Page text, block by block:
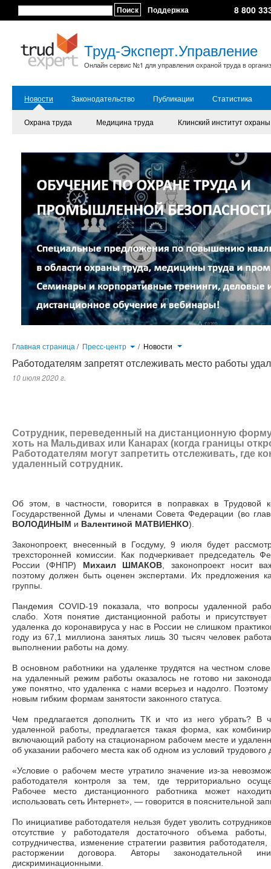
Поиск Поддержка 8 800
Труд-Эксперт.Управление
Онлайн сервис №1 для управления охраной труда в
Новости Законодательство Публикации Статистика
Охрана труда Медицина труда Клинский институт
Главная страница / Пресс-центр / Новости
Работодателям запретят отслеживать место работы
10 июля 2020 г.
Сотрудник, переведенный на дистанционную форму
хоть на Мальдивах или Канарах (когда границы
Работодателям могут запретить отслеживать, где
удаленный сотрудник.
Об этом, в частности, говорится в поправках в Трудовой
Государственной Думы и членами Совета Федерации (во
ВОЛОДИНЫМ и Валентиной МАТВИЕНКО).
Законопроект, внесенный в Госдуму, 9 июля будет
трехсторонней комиссии. Как подчеркивает председатель
России (ФНПР) Михаил ШМАКОВ, законопроект носит
поэтому должен быть оценен экспертами. Их предложения
группы.
Пандемия COVID-19 показала, что вопросы удаленной
слабо. Хотя понятие дистанционной работы и
удаленка до коронавируса у нас в России не слишком
году из 67,1 миллиона занятых лишь 30 тысяч человек
выполнении работы на дому.
В основном работники на удаленке трудятся на честном
на удаленный режим работы оказалось не готово ни
уже понятно, что удаленка с нами всерьез и надолго.
новым гибким формам занятости законного статуса.
Чем предлагается дополнить ТК и что из него убрать? В
удаленной работы, предлагается такая форма, как
включающий работу на стационарном рабочем месте и
об указании рабочего места как об одном из условий
«Условие о рабочем месте утратило значение из-за
работодателя контроля за тем, где территориально
Рабочее место дистанционного работника может
использовать сеть Интернет», ― говорится в пояснительной
По инициативе работодателя нельзя будет уволить
отсутствие у работодателя достаточного объема работы,
сотрудничества, изменение стратегии развития
расторжении договора. Авторы законодательной
дискриминационными.